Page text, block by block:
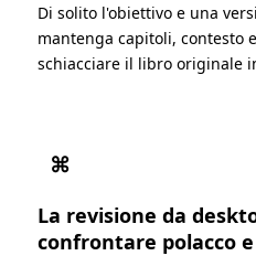
Di solito l'obiettivo e una
mantenga capitoli, contesto
schiacciare il libro originale
⌘
La revisione da
confrontare polacco